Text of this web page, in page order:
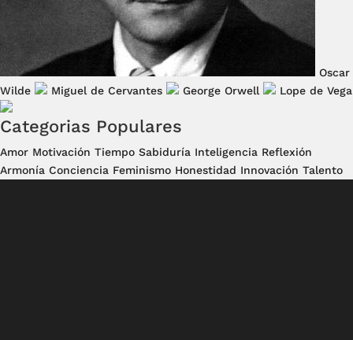
Oscar
Wilde
Miguel de Cervantes George Orwell Lope de Vega
Categorias Populares
Amor Motivación Tiempo Sabiduría Inteligencia Reflexión
Armonía Conciencia Feminismo Honestidad Innovación Talento